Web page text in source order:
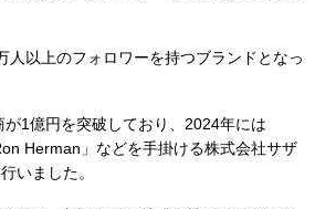
人以上のフォロワーを持つブランドとなっ
1億円を突破しており、2024年には
Herman」などを手掛ける株式会社サザ
いました。